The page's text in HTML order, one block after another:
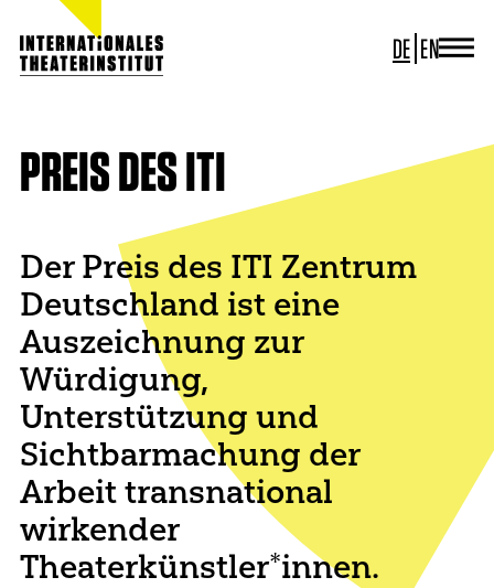
DE EN
PROJEKTE
PREIS DES ITI
Der Preis des ITI Zentrum
Deutschland ist eine
Auszeichnung zur
Würdigung,
Unterstützung und
Sichtbarmachung der
Arbeit transnational
wirkender
Theaterkünstler*innen.